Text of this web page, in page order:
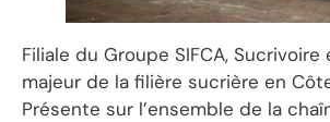
Filiale du Groupe SIFCA,
majeur de la filière sucrière en
Présente sur l’ensemble de la